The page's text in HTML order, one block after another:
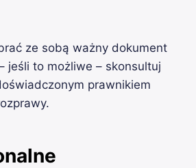
ze sobą ważny dokument
jeśli to możliwe – skonsultuj
prawnikiem